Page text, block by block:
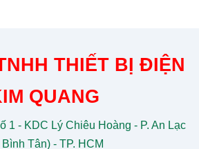
THIẾT BỊ ĐIỆN
QUANG
1 - KDC Lý Chiêu Hoàng - P. An Lạc
Bình Tân) - TP. HCM